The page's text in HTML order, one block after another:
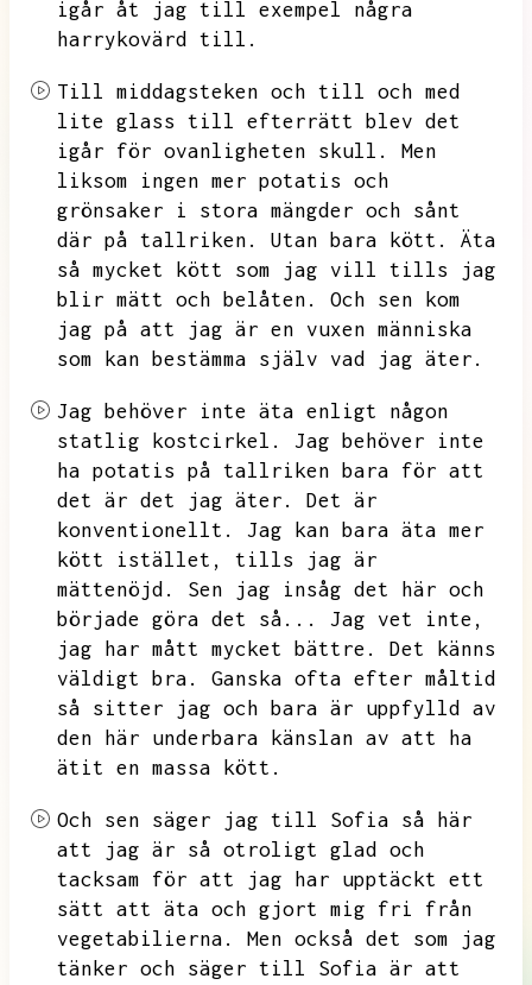
igår åt jag till exempel några
harrykovärd till.
Till middagsteken och till och med
lite glass till efterrätt blev det
igår för ovanligheten skull.
Men
liksom ingen mer potatis och
grönsaker i stora mängder och sånt
där på tallriken.
Utan bara kött.
Äta
så mycket kött som jag vill tills jag
blir mätt och belåten.
Och sen kom
jag på att jag är en vuxen människa
som kan bestämma själv vad jag äter.
Jag behöver inte äta enligt någon
statlig kostcirkel.
Jag behöver inte
ha potatis på tallriken bara för att
det är det jag äter.
Det är
konventionellt.
Jag kan bara äta mer
kött istället,
tills jag är
mättenöjd.
Sen jag insåg det här och
började göra det så...
Jag vet inte,
jag har mått mycket bättre.
Det känns
väldigt bra.
Ganska ofta efter måltid
så sitter jag och bara är uppfylld av
den här underbara känslan av att ha
ätit en massa kött.
Och sen säger jag till Sofia så här
att jag är så otroligt glad och
tacksam för att jag har upptäckt ett
sätt att äta och gjort mig fri från
vegetabilierna.
Men också det som jag
tänker och säger till Sofia är att